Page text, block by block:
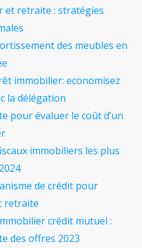
et retraite : stratégies
des meubles en
immobilier: economisez
la délégation
pour évaluer le coût d’un
immobiliers les plus
de crédit pour
retraite
crédit mutuel :
des offres 2023